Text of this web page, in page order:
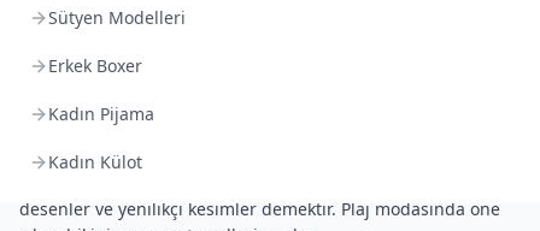
Sütyen Modelleri
Erkek Boxer
Kadın Pijama
Kadın Külot
şık durur.
desenli veya volanlı
Yazın Trend Bikini ve Mayo Modelleri
desenler ve yenilikçi kesimler demektir. Plaj modasında öne